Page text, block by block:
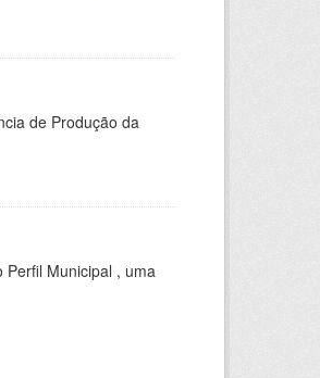
de Produção da
Perfil Municipal , uma